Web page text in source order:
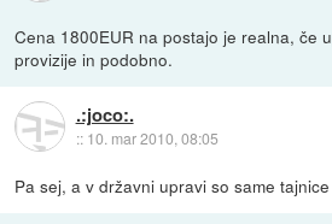
Cena 1800EUR na postajo je realna, če
provizije in podobno.
.:joco:.
:: 10. mar 2010, 08:05
Pa sej, a v državni upravi so same